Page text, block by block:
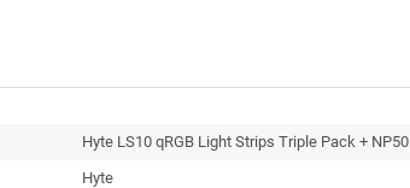
Hyte LS10 qRGB Light Strips Triple Pack + NP50
Hyte